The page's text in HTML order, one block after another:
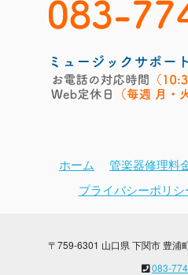
ホーム 管楽器修理料
プライバシーポリシ
〒759-6301 山口県 下関市 豊浦
083-